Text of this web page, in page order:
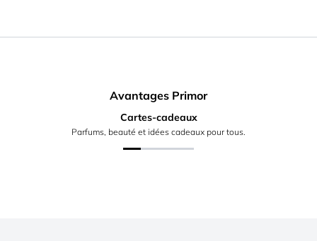
Avantages Primor
Cartes-cadeaux
Parfums, beauté et idées cadeaux pour tous.